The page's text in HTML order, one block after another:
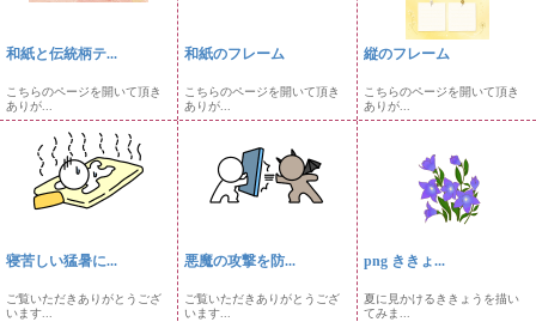
和紙と伝統柄テ...
こちらのページを開いて頂き
ありが...
和紙のフレーム
こちらのページを開いて頂き
ありが...
縦のフレーム
こちらのページを開いて頂き
ありが...
寝苦しい猛暑に...
ご覧いただきありがとうござ
います...
悪魔の攻撃を防...
ご覧いただきありがとうござ
います...
png ききょ...
夏に見かけるききょうを描い
てみま...